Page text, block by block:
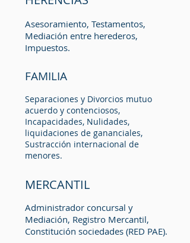
Asesoramiento, Testamentos,
Mediación entre herederos,
Impuestos.
FAMILIA
Separaciones y Divorcios mutuo
acuerdo y contenciosos,
Incapacidades, Nulidades,
liquidaciones de gananciales,
Sustracción internacional de
menores.
MERCANTIL
Administrador concursal y
Mediación, Registro Mercantil,
Constitución sociedades (RED PAE).